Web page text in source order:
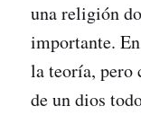
una religión
importante.
la teoría, pero
de un dios